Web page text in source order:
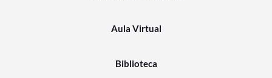
Aula Virtual
Biblioteca